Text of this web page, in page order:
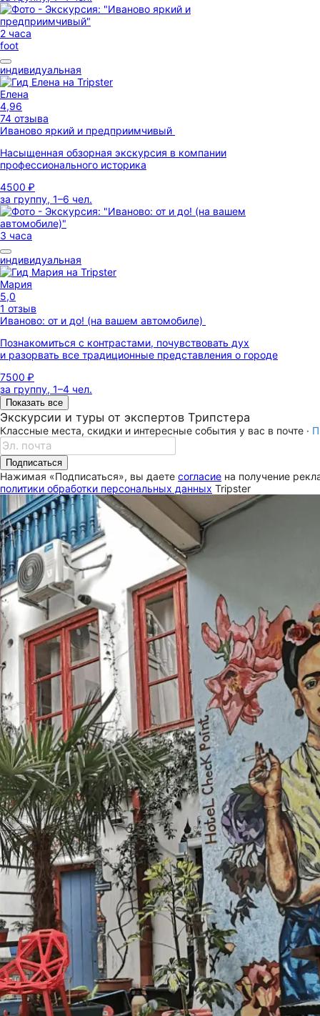
2 часа
foot
индивидуальная
Елена
4,96
74 отзыва
Иваново яркий и предприимчивый
Насыщенная обзорная экскурсия в компании
профессионального историка
4500 ₽
за группу, 1–6 чел.
3 часа
индивидуальная
Мария
5,0
1 отзыв
Иваново: от и до! (на вашем автомобиле)
Познакомиться с контрастами, почувствовать дух
и разорвать все традиционные представления о городе
7500 ₽
за группу, 1–4 чел.
Показать все
Экскурсии и туры от экспертов Трипстера
Классные места, скидки и интересные события у вас в почте ·
Подписаться
Нажимая «Подписаться», вы даете согласие на получение
политики обработки персональных данных Tripster